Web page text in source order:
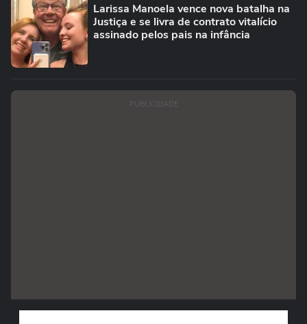
Larissa Manoela vence nova batalha na
Justiça e se livra de contrato vitalício
assinado pelos pais na infância
PUBLICIDADE